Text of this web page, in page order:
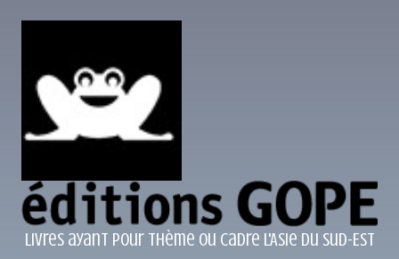
Livres ayant pour thème ou cadre l'Asie du Sud-Est